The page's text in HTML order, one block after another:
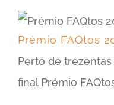
Prémio FAQtos
Perto de
final Prémio